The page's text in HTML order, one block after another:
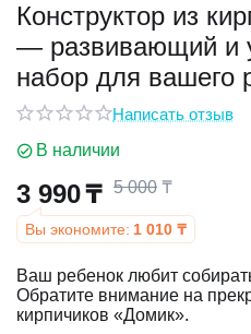
Конструктор из
— развивающий и
набор для вашего
Написать отзыв
В наличии
3 990₸ 5 000 ₸
Вы экономите: 1 010 ₸
Ваш ребенок любит
Обратите внимание на
кирпичиков «Домик».